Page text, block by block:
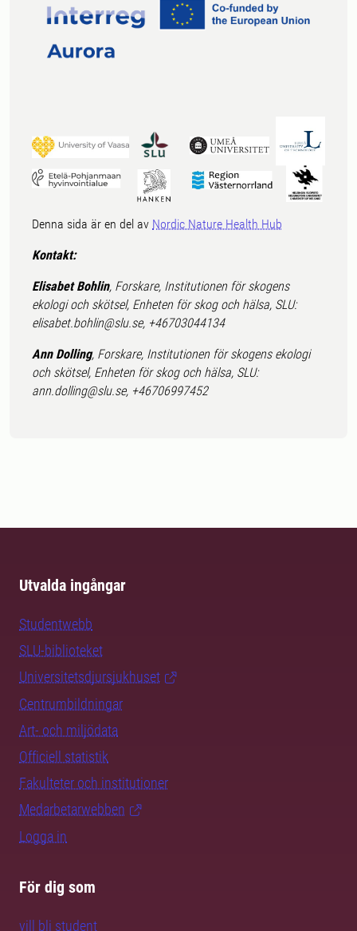
Denna sida är en del av Nordic Nature Health Hub
Kontakt:
Elisabet Bohlin, Forskare, Institutionen för skogens
ekologi och skötsel, Enheten för skog och hälsa, SLU:
elisabet.bohlin@slu.se, +46703044134
Ann Dolling, Forskare, Institutionen för skogens ekologi
och skötsel, Enheten för skog och hälsa, SLU:
ann.dolling@slu.se, +46706997452
Utvalda ingångar
Studentwebb
SLU-biblioteket
Universitetsdjursjukhuset
Centrumbildningar
Art- och miljödata
Officiell statistik
Fakulteter och institutioner
Medarbetarwebben
Logga in
För dig som
vill bli student